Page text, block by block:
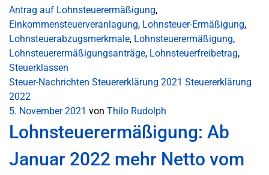
Antrag auf Lohnsteuerermäßigung,
Einkommensteuerveranlagung, Lohnsteuer-Ermäßigung,
Lohnsteuerabzugsmerkmale, Lohnsteuerermäßigung,
Lohnsteuerermäßigungsanträge, Lohnsteuerfreibetrag,
Steuerklassen
Steuer-Nachrichten Steuererklärung 2021 Steuererklärung
2022
5. November 2021 von Thilo Rudolph
Lohnsteuerermäßigung: Ab
Januar 2022 mehr Netto vom